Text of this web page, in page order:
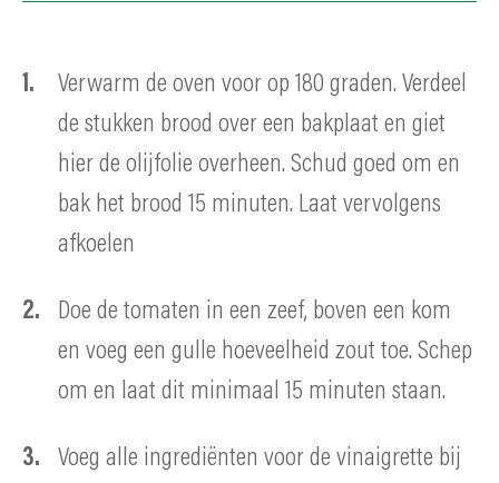
Verwarm de oven voor op 180 graden. Verdeel
de stukken brood over een bakplaat en giet
hier de olijfolie overheen. Schud goed om en
bak het brood 15 minuten. Laat vervolgens
afkoelen
Doe de tomaten in een zeef, boven een kom
en voeg een gulle hoeveelheid zout toe. Schep
om en laat dit minimaal 15 minuten staan.
Voeg alle ingrediënten voor de vinaigrette bij